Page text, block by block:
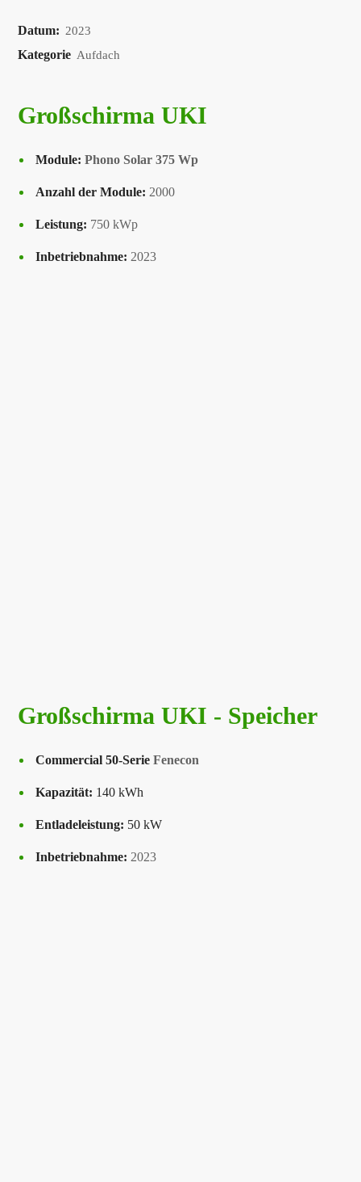
Datum: 2023
Kategorie Aufdach
Großschirma UKI
Module: Phono Solar 375 Wp
Anzahl der Module: 2000
Leistung: 750 kWp
Inbetriebnahme: 2023
Großschirma UKI - Speicher
Commercial 50-SerieFenecon
Kapazität: 140 kWh
Entladeleistung: 50 kW
Inbetriebnahme: 2023